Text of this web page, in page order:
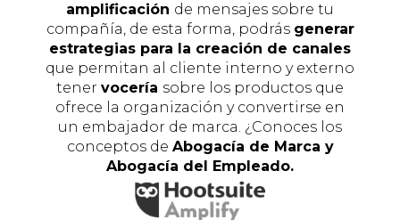
amplificación de mensajes sobre tu
compañía, de esta forma, podrás generar
estrategias para la creación de canales
que permitan al cliente interno y externo
tener vocería sobre los productos que
ofrece la organización y convertirse en
un embajador de marca. ¿Conoces los
conceptos de Abogacía de Marca y
Abogacía del Empleado.